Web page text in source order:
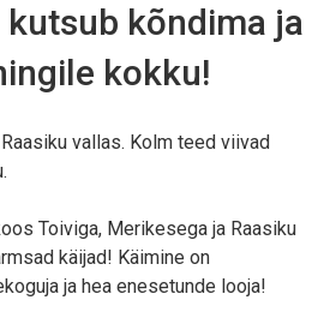
kutsub kõndima ja
kokku!
vallas. Kolm teed viivad
Toiviga, Merikesega ja Raasiku
käijad! Käimine on
ja hea enesetunde looja!